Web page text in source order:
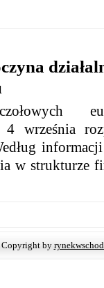
4 września
w strukturze
by